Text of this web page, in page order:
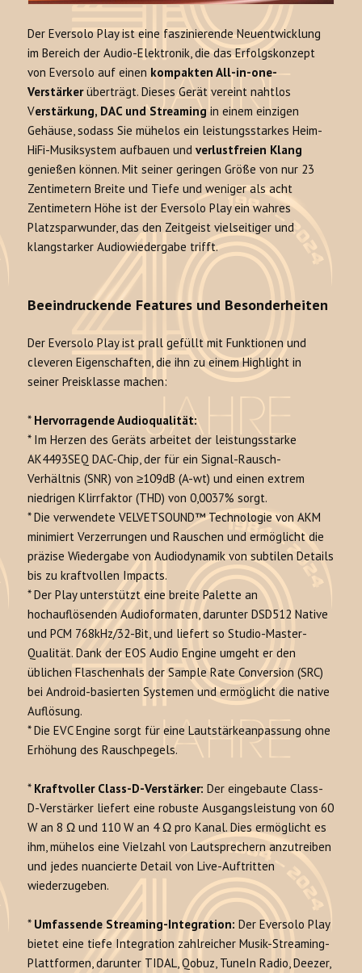
Der Eversolo Play ist eine faszinierende Neuentwicklung
im Bereich der Audio-Elektronik, die das Erfolgskonzept
von Eversolo auf einen kompakten All-in-one-
Verstärkerüberträgt. Dieses Gerät vereint nahtlos
Verstärkung, DAC und Streamingin einem einzigen
Gehäuse, sodass Sie mühelos ein leistungsstarkes Heim-
HiFi-Musiksystem aufbauen undverlustfreien Klang
genießen können. Mit seiner geringen Größe von nur 23
Zentimetern Breite und Tiefe und weniger als acht
Zentimetern Höhe ist der Eversolo Play ein wahres
Platzsparwunder, das den Zeitgeist vielseitiger und
klangstarker Audiowiedergabe trifft.
Beeindruckende Features und Besonderheiten
Der Eversolo Play ist prall gefüllt mit Funktionen und
cleveren Eigenschaften, die ihn zu einem Highlight in
seiner Preisklasse machen:
* Hervorragende Audioqualität:
* Im Herzen des Geräts arbeitet der leistungsstarke
AK4493SEQ DAC-Chip, der für ein Signal-Rausch-
Verhältnis (SNR) von ≥109dB (A-wt) und einen extrem
niedrigen Klirrfaktor (THD) von 0,0037% sorgt.
* Die verwendete VELVETSOUND™ Technologie von AKM
minimiert Verzerrungen und Rauschen und ermöglicht die
präzise Wiedergabe von Audiodynamik von subtilen Details
bis zu kraftvollen Impacts.
* Der Play unterstützt eine breite Palette an
hochauflösenden Audioformaten, darunter DSD512 Native
und PCM 768kHz/32-Bit, und liefert so Studio-Master-
Qualität. Dank der EOS Audio Engine umgeht er den
üblichen Flaschenhals der Sample Rate Conversion (SRC)
bei Android-basierten Systemen und ermöglicht die native
Auflösung.
* Die EVC Engine sorgt für eine Lautstärkeanpassung ohne
Erhöhung des Rauschpegels.
* Kraftvoller Class-D-Verstärker: Der eingebaute Class-
D-Verstärker liefert eine robuste Ausgangsleistung von 60
W an 8 Ω und 110 W an 4 Ω pro Kanal. Dies ermöglicht es
ihm, mühelos eine Vielzahl von Lautsprechern anzutreiben
und jedes nuancierte Detail von Live-Auftritten
wiederzugeben.
* Umfassende Streaming-Integration: Der Eversolo Play
bietet eine tiefe Integration zahlreicher Musik-Streaming-
Plattformen, darunter TIDAL, Qobuz, TuneIn Radio, Deezer,